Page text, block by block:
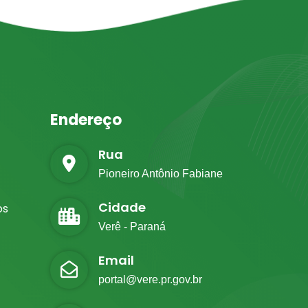
Endereço
Rua
Pioneiro Antônio Fabiane
Cidade
Verê - Paraná
Email
portal@vere.pr.gov.br